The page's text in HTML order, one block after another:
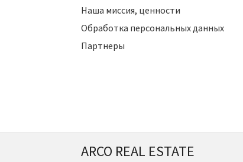
Наша миссия, ценности
Обработка персональных данных
Партнеры
ARCO REAL ESTATE